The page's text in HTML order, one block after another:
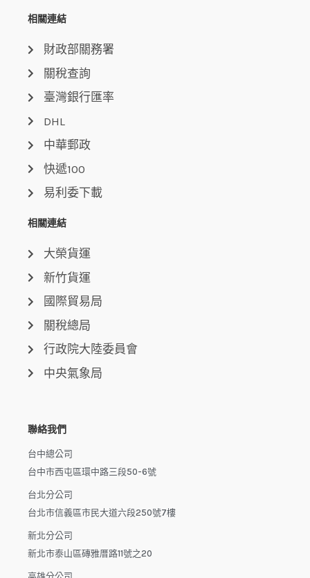
相關連結
財政部關務署
關稅查詢
臺灣銀行匯率
DHL
中華郵政
快遞100
易利委下載
相關連結
大榮貨運
新竹貨運
國際貿易局
關稅總局
行政院大陸委員會
中央氣象局
聯絡我們
台中總公司
台中市西屯區環中路三段50-6號
台北分公司
台北市信義區市民大道六段250號7樓
新北分公司
新北市泰山區磚雅厝路11號之20